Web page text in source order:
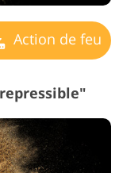
Action de feu